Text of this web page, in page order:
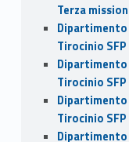
Terza
Dipartimento
Tirocinio SFP
Dipartimento
Tirocinio SFP
Dipartimento
Tirocinio SFP
Dipartimento